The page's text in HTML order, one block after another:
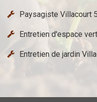
Paysagiste Villacourt
Entretien d'espace
Entretien de jardin